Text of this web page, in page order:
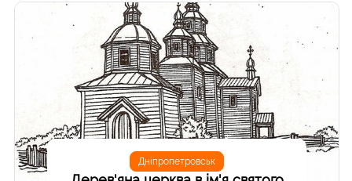
Дніпропетровськ